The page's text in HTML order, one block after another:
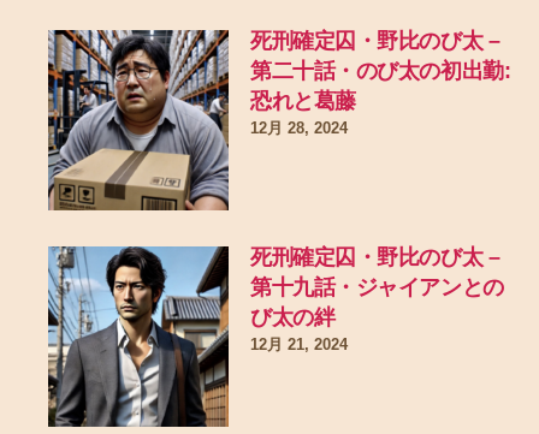
死刑確定囚・野比のび太 –
第二十話・のび太の初出勤:
恐れと葛藤
12月 28, 2024
死刑確定囚・野比のび太 –
第十九話・ジャイアンとの
び太の絆
12月 21, 2024